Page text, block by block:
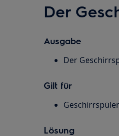
Der
Ausgabe
Der
Gilt für
Geschirrspüler
Lösung